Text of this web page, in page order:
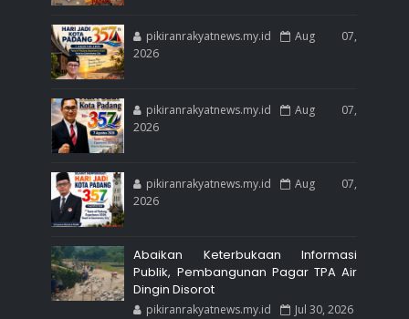
pikiranrakyatnews.my.id
Aug 07,
2026
pikiranrakyatnews.my.id
Aug 07,
2026
pikiranrakyatnews.my.id
Aug 07,
2026
Abaikan Keterbukaan Informasi
Publik, Pembangunan Pagar TPA Air
Dingin Disorot
pikiranrakyatnews.my.id Jul 30, 2026